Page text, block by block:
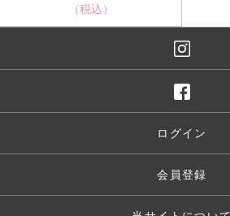
（税込）
ログイン
会員登録